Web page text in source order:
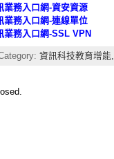
業務入口網-資安資源
業務入口網-連線單位
業務入口網-SSL VPN
資訊科技教育增能,